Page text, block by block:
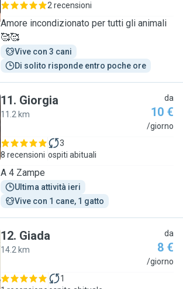
2 recensioni
Amore incondizionato per tutti gli animali
🥰🥰
Vive con 3 cani
Di solito risponde entro poche ore
11. Giorgia
11.2 km
da
10 €
/giorno
8 recensioni
3
ospiti abituali
A 4 Zampe
Ultima attività ieri
Vive con 1 cane, 1 gatto
12. Giada
14.2 km
da
8 €
/giorno
1